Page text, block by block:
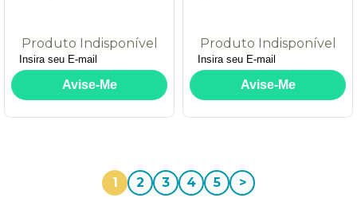
Produto Indisponível Produto Indisponível
1 2 3 4 5 >